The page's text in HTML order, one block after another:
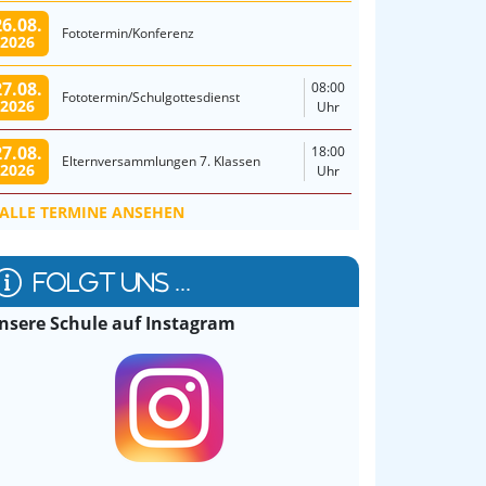
2026 Fototermin/Konferenz
2026 Fototermin/Schulgottesdienst
08:00
Uhr
2026 Elternversammlungen 7. Klassen
18:00
Uhr
ALLE TERMINE ANSEHEN
FOLGT UNS ...
Schule auf Instagram